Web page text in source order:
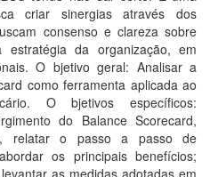
criar sinergias através dos
consenso e clareza sobre
da organização, em
O bjetivo geral: Analisar a
como ferramenta aplicada ao
O bjetivos específicos:
do Balance Scorecard,
relatar o passo a passo de
os principais benefícios;
as medidas adotadas em